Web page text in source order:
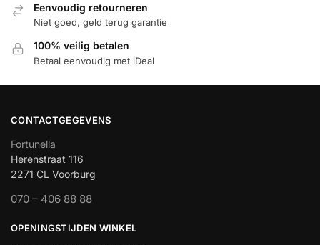
Eenvoudig retourneren
Niet goed, geld terug garantie
100% veilig betalen
Betaal eenvoudig met iDeal
CONTACTGEGEVENS
Fortunella
Herenstraat 116
2271 CL Voorburg
070 – 406 88 88
OPENINGSTIJDEN WINKEL